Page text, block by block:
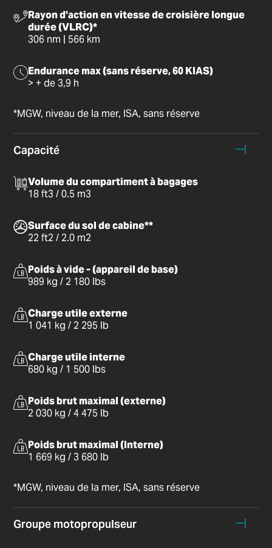
Rayon d'action en vitesse de croisière longue
durée (VLRC)*
306 nm | 566 km
Endurance max (sans réserve, 60 KIAS)
> + de 3,9 h
*MGW, niveau de la mer, ISA, sans réserve
Capacité
Volume du compartiment à bagages
18 ft3 / 0.5 m3
Surface du sol de cabine**
22 ft2 / 2.0 m2
Poids à vide - (appareil de base)
989 kg / 2 180 lbs
Charge utile externe
1 041 kg / 2 295 lb
Charge utile interne
680 kg / 1 500 lbs
Poids brut maximal (externe)
2 030 kg / 4 475 lb
Poids brut maximal (Interne)
1 669 kg / 3 680 lb
*MGW, niveau de la mer, ISA, sans réserve
Groupe motopropulseur